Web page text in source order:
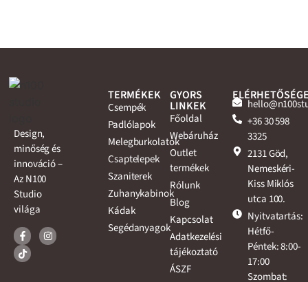
Design,
minőség és
innováció –
Az N100
Studio
világa
TERMÉKEK
Csempék
Padlólapok
Melegburkolatok
Csaptelepek
Szaniterek
Zuhanykabinok
Kádak
Segédanyagok
GYORS
LINKEK
Főoldal
Webáruház
Outlet
termékek
Rólunk
Blog
Kapcsolat
Adatkezelési
tájékoztató
ÁSZF
+36 30 598
3325
2131 Göd,
Nemeskéri-
Kiss Miklós
utca 100.
Nyitvatartás:
Hétfő-
Péntek: 8:00-
17:00
Szombat: